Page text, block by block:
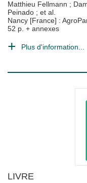
Matthieu Fellmann ;
Peinado ; et al.
Nancy [France] :
52 p. + annexes
Plus d'information...
LIVRE